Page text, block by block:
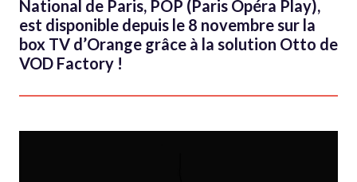
National de Paris, POP (Paris Opéra Play),
est disponible depuis le 8 novembre sur la
box TV d’Orange grâce à la solution Otto de
VOD Factory !